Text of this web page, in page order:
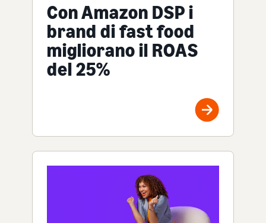
Con Amazon DSP i
brand di fast food
migliorano il ROAS
del 25%